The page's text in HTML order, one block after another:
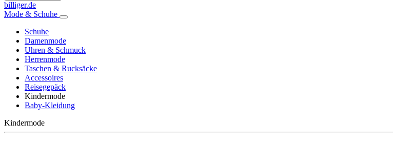
billiger.de
Mode & Schuhe
Schuhe
Damenmode
Uhren & Schmuck
Herrenmode
Taschen & Rucksäcke
Accessoires
Reisegepäck
Kindermode
Baby-Kleidung
Kindermode